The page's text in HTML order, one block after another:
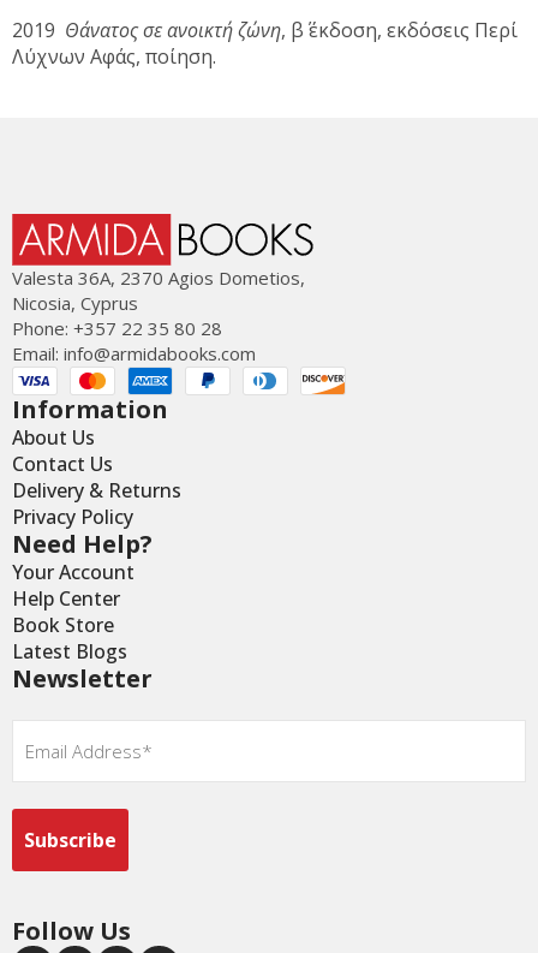
2019 Θάνατος σε ανοικτή ζώνη, β΄ έκδοση, εκδόσεις Περί
Λύχνων Αφάς, ποίηση.
Valesta 36Α, 2370 Agios Dometios,
Nicosia, Cyprus
Phone: +357 22 35 80 28
Email: info@armidabooks.com
Information
About Us
Contact Us
Delivery & Returns
Privacy Policy
Need Help?
Your Account
Help Center
Book Store
Latest Blogs
Newsletter
Email
Follow Us